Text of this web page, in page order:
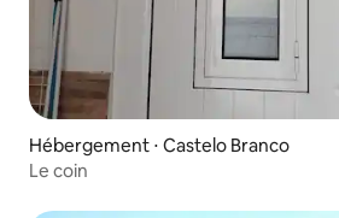
Hébergement ⋅ Castelo Branco
Le coin